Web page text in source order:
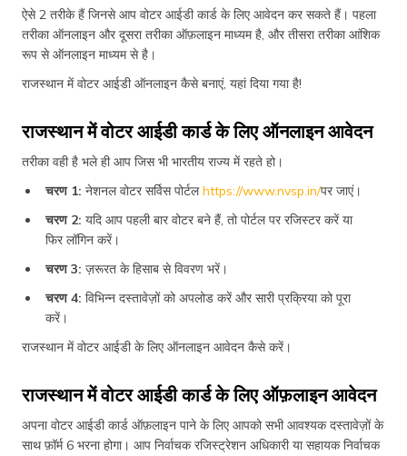
ऐसे 2 तरीके हैं जिनसे आप वोटर आईडी कार्ड के लिए आवेदन कर सकते हैं। पहला
तरीका ऑनलाइन और दूसरा तरीका ऑफ़लाइन माध्यम है, और तीसरा तरीका आंशिक
रूप से ऑनलाइन माध्यम से है।
राजस्थान में वोटर आईडी ऑनलाइन कैसे बनाएं, यहां दिया गया है!
राजस्थान में वोटर आईडी कार्ड के लिए ऑनलाइन आवेदन
तरीका वही है भले ही आप जिस भी भारतीय राज्य में रहते हो।
चरण 1: नेशनल वोटर सर्विस पोर्टलhttps://www.nvsp.in/पर जाएं।
चरण 2: यदि आप पहली बार वोटर बने हैं, तो पोर्टल पर रजिस्टर करें या
फिर लॉगिन करें।
चरण 3: ज़रूरत के हिसाब से विवरण भरें।
चरण 4: विभिन्न दस्तावेज़ों को अपलोड करें और सारी प्रक्रिया को पूरा
करें।
राजस्थान में वोटर आईडी के लिए ऑनलाइन आवेदन कैसे करें।
राजस्थान में वोटर आईडी कार्ड के लिए ऑफ़लाइन आवेदन
अपना वोटर आईडी कार्ड ऑफ़लाइन पाने के लिए आपको सभी आवश्यक दस्तावेज़ों के
साथ फ़ॉर्म 6 भरना होगा। आप निर्वाचक रजिस्ट्रेशन अधिकारी या सहायक निर्वाचक